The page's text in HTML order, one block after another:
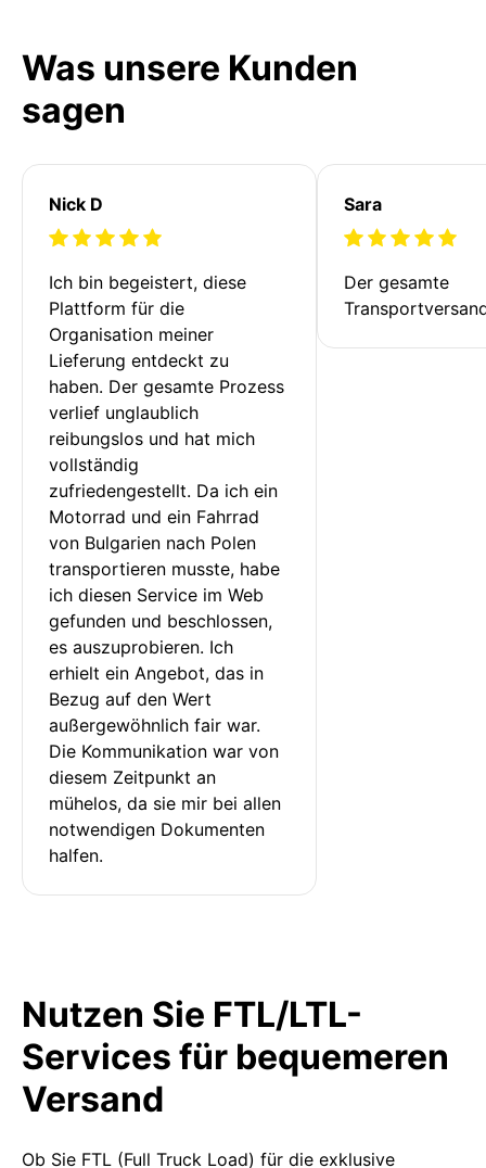
Was unsere Kunden
sagen
Nick D
Ich bin begeistert, diese
Plattform für die
Organisation meiner
Lieferung entdeckt zu
haben. Der gesamte Prozess
verlief unglaublich
reibungslos und hat mich
vollständig
zufriedengestellt. Da ich ein
Motorrad und ein Fahrrad
von Bulgarien nach Polen
transportieren musste, habe
ich diesen Service im Web
gefunden und beschlossen,
es auszuprobieren. Ich
erhielt ein Angebot, das in
Bezug auf den Wert
außergewöhnlich fair war.
Die Kommunikation war von
diesem Zeitpunkt an
mühelos, da sie mir bei allen
notwendigen Dokumenten
halfen.
Sara
Der gesamte
Nutzen Sie FTL/LTL-
Services für bequemeren
Versand
Ob Sie FTL (Full Truck Load) für die exklusive